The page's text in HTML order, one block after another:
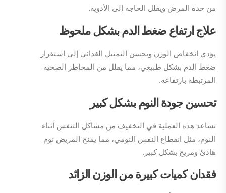
من حدة المرض ويقلل الحاجة إلى الأدوية.
علاج ارتفاع ضغط الدم بشكل ملحوظ
يؤدي انخفاض الوزن وتحسن التمثيل الغذائي إلى استقرار
ضغط الدم بشكل طبيعي، مما يقلل من المخاطر الصحية
المرتبطة بارتفاعه.
تحسين جودة النوم بشكل كبير
تساعد هذه العملية في التخفيف من مشاكل التنفس أثناء
النوم، مثل انقطاع النفس النومي، مما يمنح المريض نوم
هادئ ومريح بشكل كبير.
فقدان كميات كبيرة من الوزن الزائد